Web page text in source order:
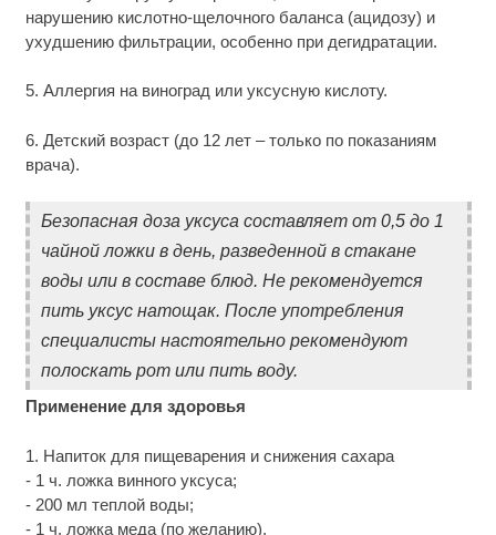
нарушению кислотно-щелочного баланса (ацидозу) и
ухудшению фильтрации, особенно при дегидратации.
5. Аллергия на виноград или уксусную кислоту.
6. Детский возраст (до 12 лет – только по показаниям
врача).
Безопасная доза уксуса составляет от 0,5 до 1
чайной ложки в день, разведенной в стакане
воды или в составе блюд. Не рекомендуется
пить уксус натощак. После употребления
специалисты настоятельно рекомендуют
полоскать рот или пить воду.
Применение для здоровья
1. Напиток для пищеварения и снижения сахара
- 1 ч. ложка винного уксуса;
- 200 мл теплой воды;
- 1 ч. ложка меда (по желанию).